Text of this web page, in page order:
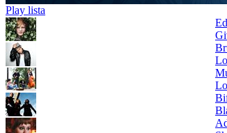
Play lista